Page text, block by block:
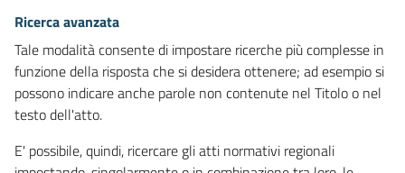
Ricerca avanzata
Tale modalità consente di impostare ricerche più complesse in
funzione della risposta che si desidera ottenere; ad esempio si
possono indicare anche parole non contenute nel Titolo o nel
testo dell'atto.
E' possibile, quindi, ricercare gli atti normativi regionali